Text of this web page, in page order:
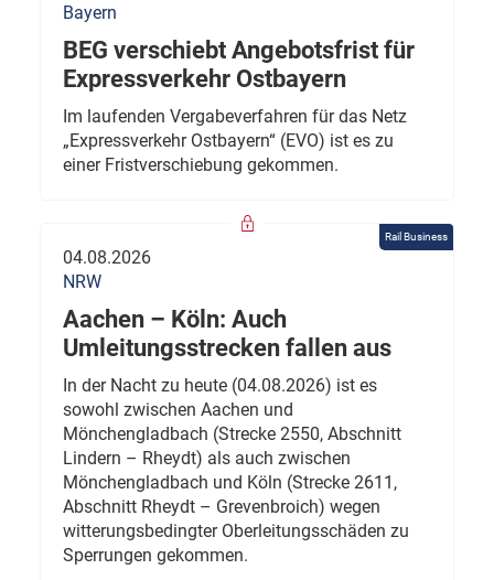
Bayern
BEG verschiebt Angebotsfrist für
Expressverkehr Ostbayern
Im laufenden Vergabeverfahren für das Netz
„Expressverkehr Ostbayern“ (EVO) ist es zu
einer Fristverschiebung gekommen.
Rail Business
04.08.2026
NRW
Aachen – Köln: Auch
Umleitungsstrecken fallen aus
In der Nacht zu heute (04.08.2026) ist es
sowohl zwischen Aachen und
Mönchengladbach (Strecke 2550, Abschnitt
Lindern – Rheydt) als auch zwischen
Mönchengladbach und Köln (Strecke 2611,
Abschnitt Rheydt – Grevenbroich) wegen
witterungsbedingter Oberleitungsschäden zu
Sperrungen gekommen.